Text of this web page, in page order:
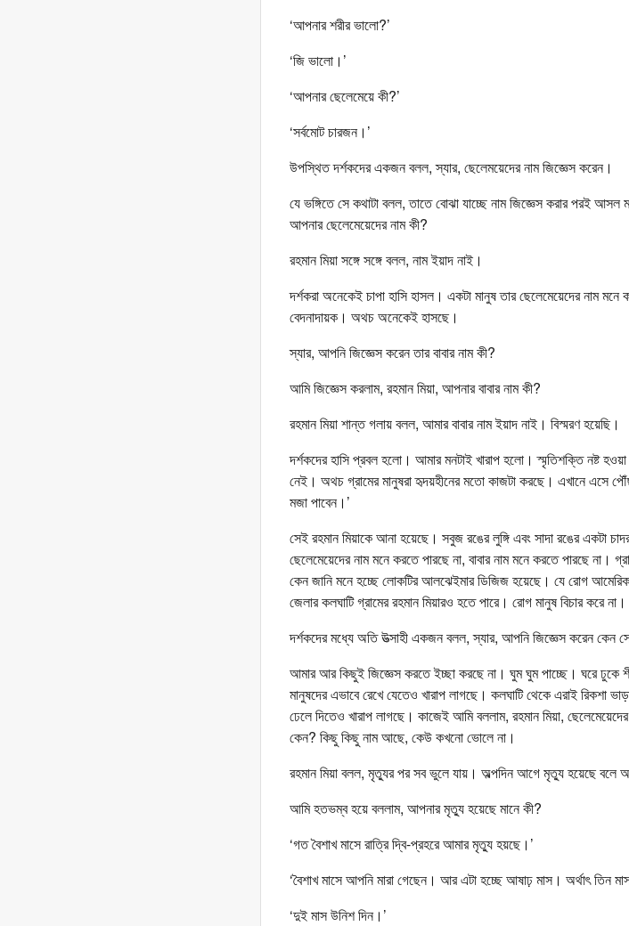
‘আপনার শরীর ভালো?’
‘জি ভালো।’
‘আপনার ছেলেমেয়ে কী?’
‘সর্বমোট চারজন।’
উপস্থিত দর্শকদের একজন বলল, স্যার, ছেলেময়েদের নাম জিজ্ঞেস করেন।
যে ভঙ্গিতে সে কথাটা বলল, তাতে বোঝা যাচ্ছে নাম জিজ্ঞেস করার পরই
আপনার ছেলেমেয়েদের নাম কী?
রহমান মিয়া সঙ্গে সঙ্গে বলল, নাম ইয়াদ নাই।
দর্শকরা অনেকেই চাপা হাসি হাসল। একটা মানুষ তার ছেলেমেয়েদের নাম
বেদনাদায়ক। অথচ অনেকেই হাসছে।
স্যার, আপনি জিজ্ঞেস করেন তার বাবার নাম কী?
আমি জিজ্ঞেস করলাম, রহমান মিয়া, আপনার বাবার নাম কী?
রহমান মিয়া শান্ত গলায় বলল, আমার বাবার নাম ইয়াদ নাই। বিস্মরণ হয়েছি।
দর্শকদের হাসি প্রবল হলো। আমার মনটাই খারাপ হলো। স্মৃতিশক্তি নষ্ট হওয়া
নেই। অথচ গ্রামের মানুষরা হৃদয়হীনের মতো কাজটা করছে। এখানে এসে
মজা পাবেন।’
সেই রহমান মিয়াকে আনা হয়েছে। সবুজ রঙের লুঙ্গি এবং সাদা রঙের একটা
ছেলেমেয়েদের নাম মনে করতে পারছে না, বাবার নাম মনে করতে পারছে
কেন জানি মনে হচ্ছে লোকটির আলঝেইমার ডিজিজ হয়েছে। যে রোগ
জেলার কলঘাটি গ্রামের রহমান মিয়ারও হতে পারে। রোগ মানুষ বিচার করে না।
দর্শকদের মধ্যে অতি উত্সাহী একজন বলল, স্যার, আপনি জিজ্ঞেস করেন কেন সে
আমার আর কিছুই জিজ্ঞেস করতে ইচ্ছা করছে না। ঘুম ঘুম পাচ্ছে। ঘরে ঢুকে
মানুষদের এভাবে রেখে যেতেও খারাপ লাগছে। কলঘাটি থেকে এরাই রিকশা
ঢেলে দিতেও খারাপ লাগছে। কাজেই আমি বললাম, রহমান মিয়া,
কেন? কিছু কিছু নাম আছে, কেউ কখনো ভোলে না।
রহমান মিয়া বলল, মৃত্যুর পর সব ভুলে যায়। অল্পদিন আগে মৃত্যু হয়েছে বলে
আমি হতভম্ব হয়ে বললাম, আপনার মৃত্যু হয়েছে মানে কী?
‘গত বৈশাখ মাসে রাত্রি দ্বি-প্রহরে আমার মৃত্যু হয়ছে।’
‘বৈশাখ মাসে আপনি মারা গেছেন। আর এটা হচ্ছে আষাঢ় মাস। অর্থাৎ তিন
‘দুই মাস উনিশ দিন।’